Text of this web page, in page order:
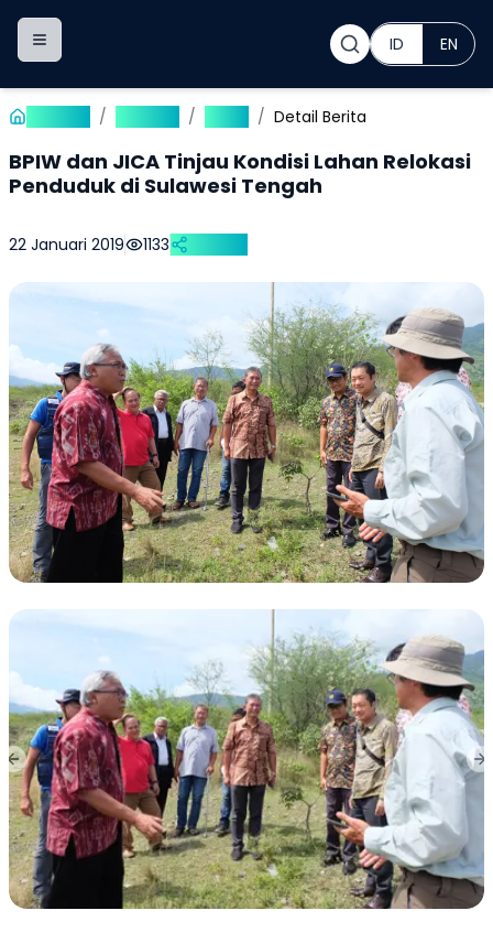
Toggle navigation menu ID EN
/ / / Detail Berita
BPIW dan JICA Tinjau Kondisi Lahan Relokasi
Penduduk di Sulawesi Tengah
22 Januari 2019 1133
Previous slide